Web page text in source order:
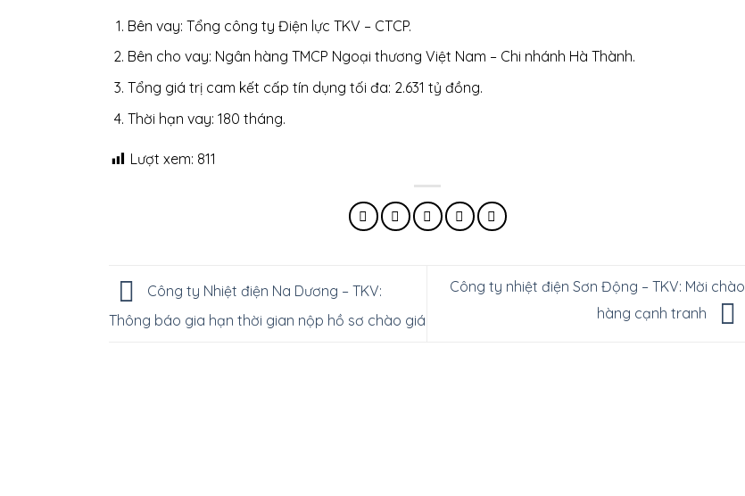
Bên vay: Tổng công ty Điện lực TKV – CTCP.
Bên cho vay: Ngân hàng TMCP Ngoại thương Việt Nam – Chi nhánh Hà Thành.
Tổng giá trị cam kết cấp tín dụng tối đa: 2.631 tỷ đồng.
Thời hạn vay: 180 tháng.
Lượt xem: 811
Công ty Nhiệt điện Na Dương – TKV:
Thông báo gia hạn thời gian nộp hồ sơ chào giá
Công ty nhiệt điện Sơn Động – TKV: Mời chào
hàng cạnh tranh